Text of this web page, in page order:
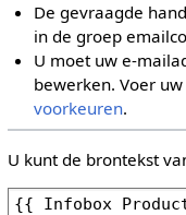
De gevraagde
in de groep
U moet uw e-
bewerken. Voer
voorkeuren.
U kunt de brontekst